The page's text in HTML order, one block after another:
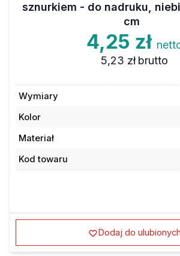
sznurkiem - do nadruku,
cm
4,25 zł
5,23 zł brutto
Wymiary
Kolor
Materiał
Kod towaru
Dodaj do ulubionych